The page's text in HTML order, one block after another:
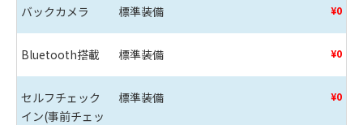
バックカメラ 標準装備 ¥0
Bluetooth搭載 標準装備 ¥0
セルフチェック
イン(事前チェッ
標準装備 ¥0